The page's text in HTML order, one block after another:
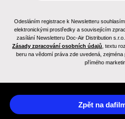
Odesláním registrace k Newsletteru
elektronickými prostředky a souvisejícím
zasílání Newsletteru Doc-Air Distribution
Zásady zpracování osobních údajů , textu
beru na vědomí práva zde uvedená,
přímého
Zpět na